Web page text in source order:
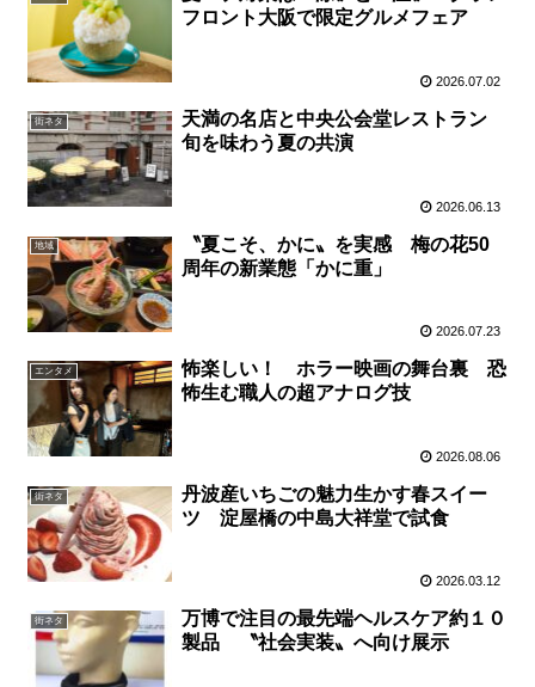
フロント大阪で限定グルメフェア
2026.07.02
街ネタ
天満の名店と中央公会堂レストラン
旬を味わう夏の共演
2026.06.13
地域
〝夏こそ、かに〟を実感 梅の花50
周年の新業態「かに重」
2026.07.23
エンタメ
怖楽しい！ ホラー映画の舞台裏 恐
怖生む職人の超アナログ技
2026.08.06
街ネタ
丹波産いちごの魅力生かす春スイー
ツ 淀屋橋の中島大祥堂で試食
2026.03.12
街ネタ
万博で注目の最先端ヘルスケア約１０
製品 〝社会実装〟へ向け展示